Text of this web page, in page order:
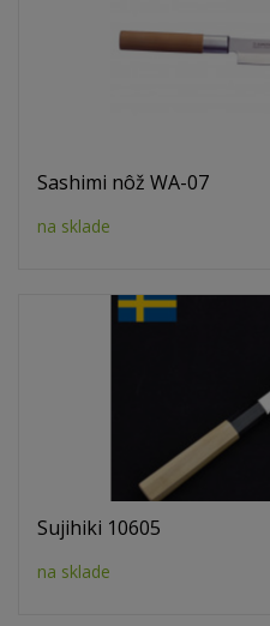
Sashimi nôž WA-07
na sklade
Sujihiki 10605
na sklade